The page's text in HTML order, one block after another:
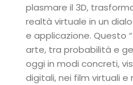
plasmare il 3D,
realtà virtuale in un
e applicazione. Questo
arte, tra probabilità e
oggi in modi concreti,
digitali, nei film virtuali e